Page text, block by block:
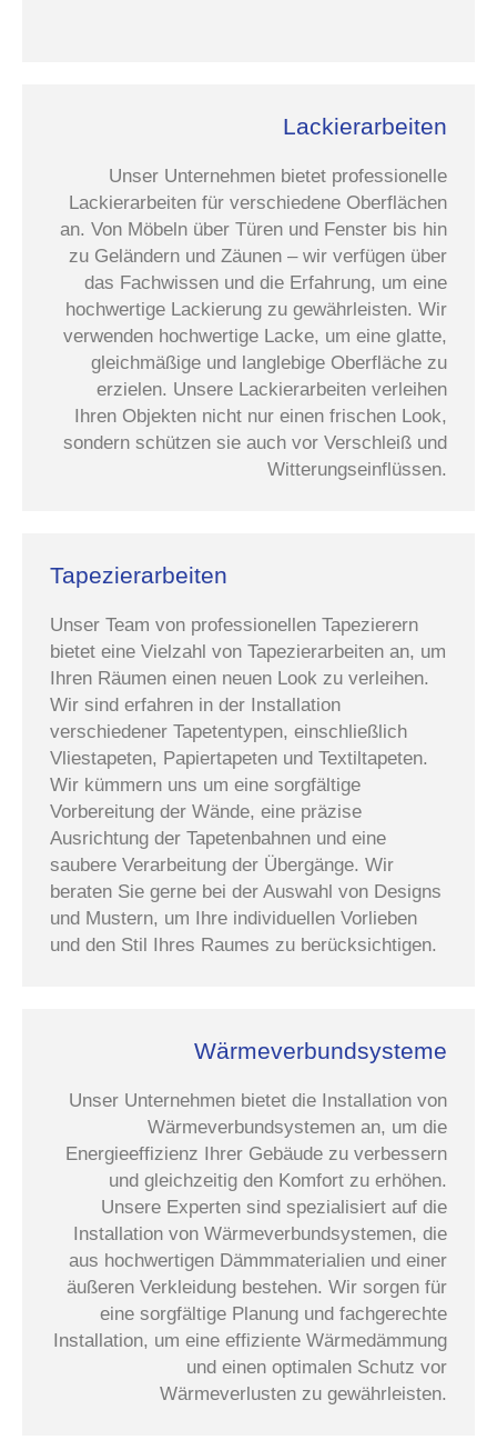
Lackierarbeiten
Unser Unternehmen bietet professionelle
Lackierarbeiten für verschiedene Oberflächen
an. Von Möbeln über Türen und Fenster bis hin
zu Geländern und Zäunen – wir verfügen über
das Fachwissen und die Erfahrung, um eine
hochwertige Lackierung zu gewährleisten. Wir
verwenden hochwertige Lacke, um eine glatte,
gleichmäßige und langlebige Oberfläche zu
erzielen. Unsere Lackierarbeiten verleihen
Ihren Objekten nicht nur einen frischen Look,
sondern schützen sie auch vor Verschleiß und
Witterungseinflüssen.
Tapezierarbeiten
Unser Team von professionellen Tapezierern
bietet eine Vielzahl von Tapezierarbeiten an, um
Ihren Räumen einen neuen Look zu verleihen.
Wir sind erfahren in der Installation
verschiedener Tapetentypen, einschließlich
Vliestapeten, Papiertapeten und Textiltapeten.
Wir kümmern uns um eine sorgfältige
Vorbereitung der Wände, eine präzise
Ausrichtung der Tapetenbahnen und eine
saubere Verarbeitung der Übergänge. Wir
beraten Sie gerne bei der Auswahl von Designs
und Mustern, um Ihre individuellen Vorlieben
und den Stil Ihres Raumes zu berücksichtigen.
Wärmeverbundsysteme
Unser Unternehmen bietet die Installation von
Wärmeverbundsystemen an, um die
Energieeffizienz Ihrer Gebäude zu verbessern
und gleichzeitig den Komfort zu erhöhen.
Unsere Experten sind spezialisiert auf die
Installation von Wärmeverbundsystemen, die
aus hochwertigen Dämmmaterialien und einer
äußeren Verkleidung bestehen. Wir sorgen für
eine sorgfältige Planung und fachgerechte
Installation, um eine effiziente Wärmedämmung
und einen optimalen Schutz vor
Wärmeverlusten zu gewährleisten.